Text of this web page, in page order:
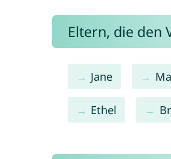
Eltern, die den
Jane
Ethel